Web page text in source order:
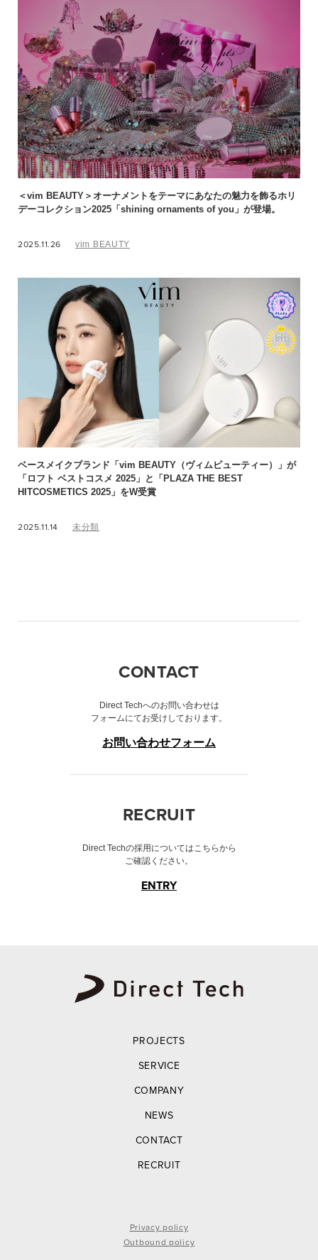
＜vim BEAUTY＞オーナメントをテーマにあなたの魅力を飾るホリ
デーコレクション2025「shining ornaments of you」が登場。
2025.11.26 vim BEAUTY
ベースメイクブランド「vim BEAUTY（ヴィムビューティー）」が
「ロフト ベストコスメ 2025」と「PLAZA THE BEST
HITCOSMETICS 2025」をW受賞
2025.11.14 未分類
CONTACT
Direct Techへのお問い合わせは
フォームにてお受けしております。
お問い合わせフォーム
RECRUIT
Direct Techの採用についてはこちらから
ご確認ください。
ENTRY
PROJECTS
SERVICE
COMPANY
NEWS
CONTACT
RECRUIT
Privacy policy
Outbound policy